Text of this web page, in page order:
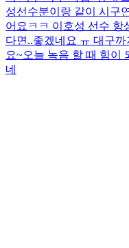
성선수분이랑 같이 시구
어요ㅋㅋ 이호성 선수 항
다면..좋겠네요 ㅠ 대구
요~오늘 녹음 할 때 힘
네